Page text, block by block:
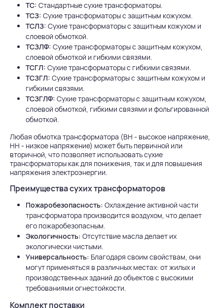
ТС: Стандартные сухие трансформаторы.
ТСЗ: Сухие трансформаторы с защитным кожухом.
ТСЛЗ: Сухие трансформаторы с защитным кожухом и
слоевой обмоткой.
ТСЗЛФ: Сухие трансформаторы с защитным кожухом,
слоевой обмоткой и гибкими связями.
ТСГЛ: Сухие трансформаторы с гибкими связями.
ТСЗГЛ: Сухие трансформаторы с защитным кожухом и
гибкими связями.
ТСЗГЛФ: Сухие трансформаторы с защитным кожухом,
слоевой обмоткой, гибкими связями и фольгированной
обмоткой.
Любая обмотка трансформатора (ВН - высокое напряжение,
НН - низкое напряжение) может быть первичной или
вторичной, что позволяет использовать сухие
трансформаторы как для понижения, так и для повышения
напряжения электроэнергии.
Преимущества сухих трансформаторов
Пожаробезопасность: Охлаждение активной части
трансформатора производится воздухом, что делает
его пожаробезопасным.
Экологичность: Отсутствие масла делает их
экологически чистыми.
Универсальность: Благодаря своим свойствам, они
могут применяться в различных местах: от жилых и
производственных зданий до объектов с высокими
требованиями огнестойкости.
Комплект поставки